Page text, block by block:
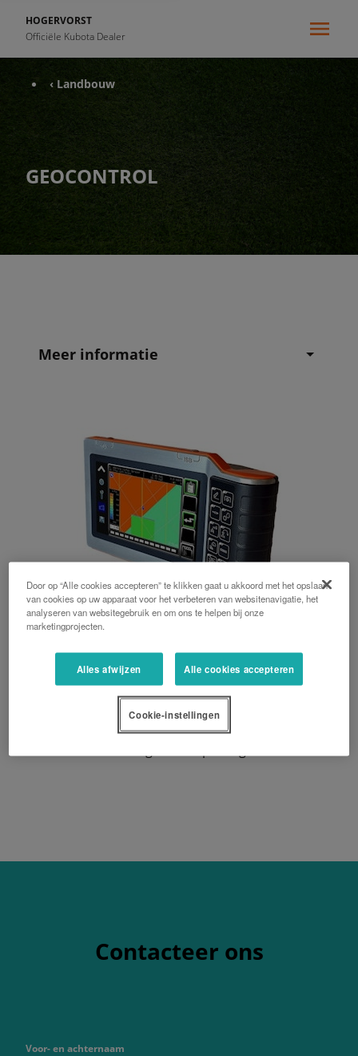
HOGERVORST
Officiële Kubota Dealer
‹ Landbouw
GEOCONTROL
Meer informatie
GEOCONTROL
Door efficiënter te werken en overlap te
voorkomen kunt u 5 tot 10% besparen op de
kosten aan meststof. Betere groeiomstandigheden
Contacteer ons
Voor- en achternaam
Door op “Alle cookies accepteren” te klikken gaat u akkoord met het opslaan
van cookies op uw apparaat voor het verbeteren van websitenavigatie, het
analyseren van websitegebruik en om ons te helpen bij onze
marketingprojecten.
Alles afwijzen Alle cookies accepteren
Cookie-instellingen